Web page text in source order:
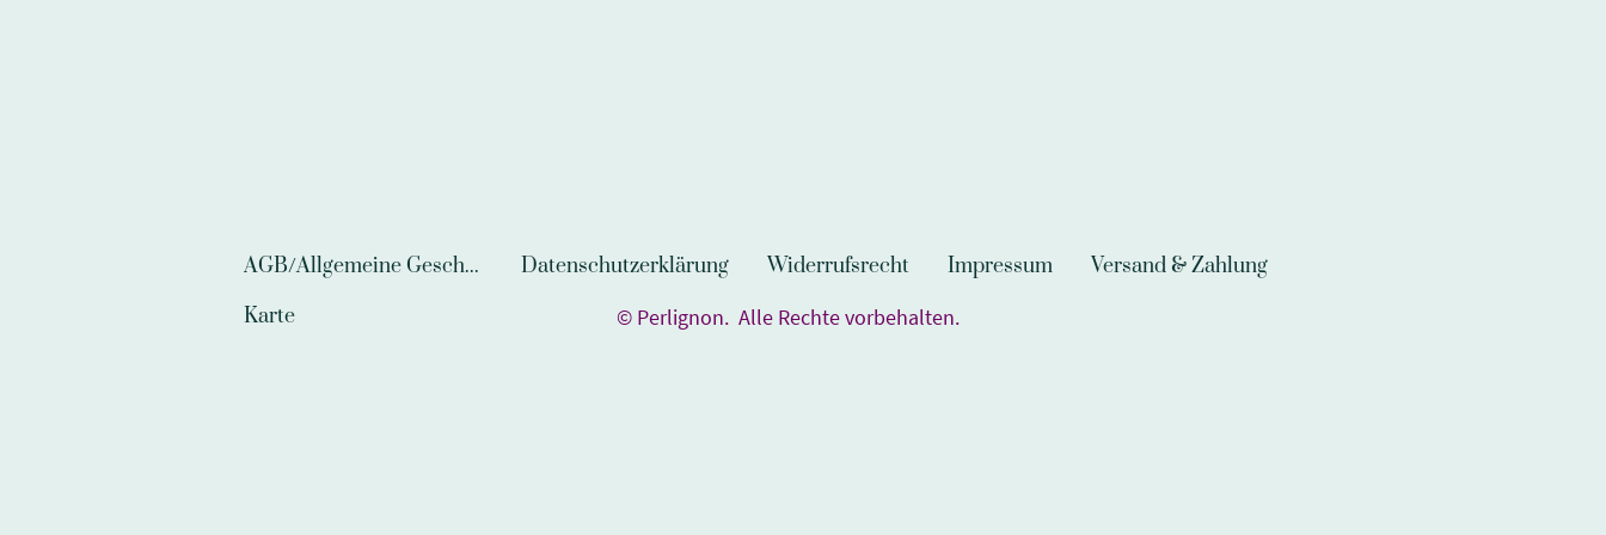
AGB/Allgemeine Geschäftsbedingungen Datenschutzerklärung Widerrufsrecht Impressum
Versand & Zahlung
Karte
© Perlignon. Alle Rechte vorbehalten.